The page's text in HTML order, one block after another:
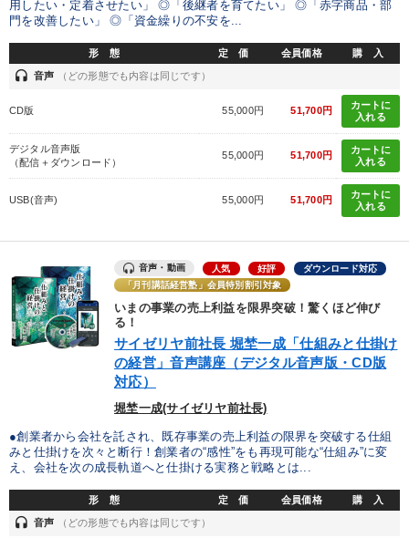
用したい・定着させたい」 ◎「後継者を育てたい」 ◎「赤字商品・部
門を改善したい」 ◎「資金繰りの不安を...
形 態 定 価 会員価格 購 入
headset 音声 （どの形態でも内容は同じです）
CD版 55,000円 51,700円
カートに
入れる
デジタル音声版
（配信＋ダウンロード）
55,000円 51,700円
カートに
入れる
USB(音声) 55,000円 51,700円
カートに
入れる
音声・動画 人気 好評
ダウンロード対応
「月刊講話経営塾」会員特別割引対象
いまの事業の売上利益を限界突破！驚くほど伸び
る！
サイゼリヤ前社長 堀埜一成「仕組みと仕掛け
の経営」音声講座（デジタル音声版・CD版
対応）
堀埜一成(サイゼリヤ前社長)
●創業者から会社を託され、既存事業の売上利益の限界を突破する仕組
みと仕掛けを次々と断行！創業者の“感性”をも再現可能な“仕組み”に変
え、会社を次の成長軌道へと仕掛ける実務と戦略とは...
形 態 定 価 会員価格 購 入
headset 音声 （どの形態でも内容は同じです）